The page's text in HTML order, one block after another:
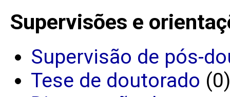
Supervisões e
Supervisão de pós-
Tese de doutorado (0)